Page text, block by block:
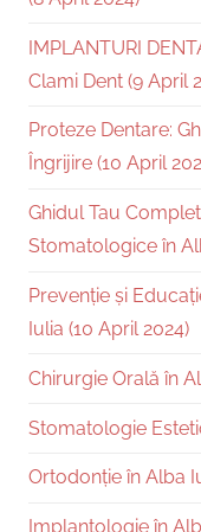
IMPLANTURI
Clami Dent (9 April
Proteze Dentare:
Îngrijire (10 April
Ghidul Tau
Stomatologice în
Prevenție și
Iulia (10 April 2024)
Chirurgie Orală în
Stomatologie
Ortodonție în Alba
Implantologie în